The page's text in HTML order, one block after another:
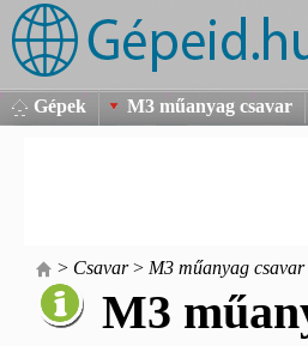
Gépek
M3 műanyag csavar
> Csavar> M3 műanyag csavar
M3